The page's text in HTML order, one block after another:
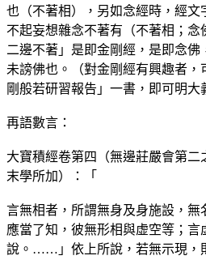
也（不著相），另如念經時，經文
不起妄想雜念不著有（不著相；
二邊不著」是即金剛經，是即念
未謗佛也。（對金剛經有興趣者
剛般若研習報告」一書，即可明大
再語數言：
大寶積經卷第四（無邊莊嚴會第
末學所加）：「
言無相者，所謂無身及身施設，
應當了知，彼無形相與虚空等；言
說。……」依上所說，若無示現，